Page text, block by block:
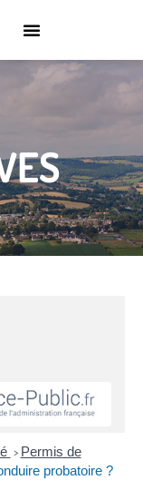
> Permis de
probatoire ?